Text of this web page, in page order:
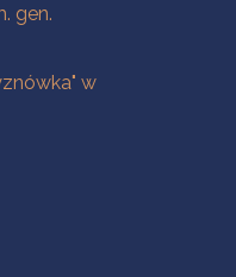
gen.
w